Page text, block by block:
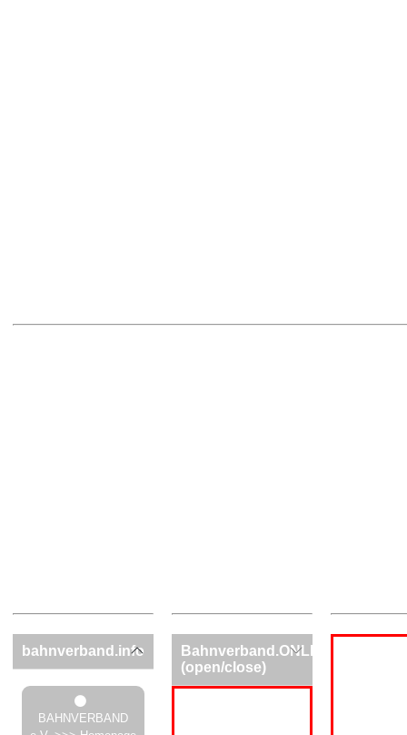
bahnverband.info
BAHNVERBAND
Bahnverband.ONLINE
(open/close)